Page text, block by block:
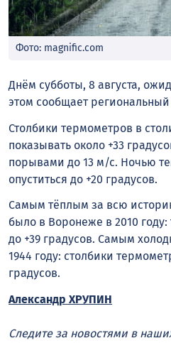
Фото: magnific.com
Днём субботы, 8 августа,
этом сообщает
Столбики термометров в
показывать около +33
порывами до 13 м/с. Ночью
опуститься до +20 градусов.
Самым тёплым за всю
было в Воронеже в 2010
до +39 градусов. Самым
1944 году: столбики
градусов.
Александр ХРУПИН
Следите за новостями в